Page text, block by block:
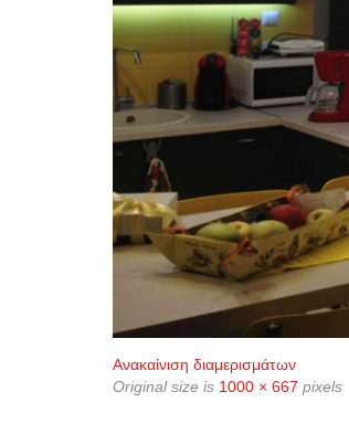
Ανακαίνιση διαμερισμάτων
Original size is 1000 × 667 pixels